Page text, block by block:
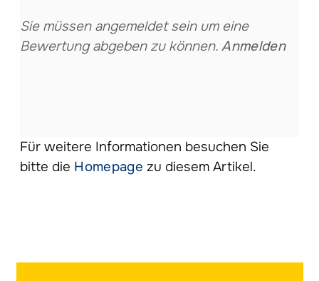
Sie müssen angemeldet sein um eine
Bewertung abgeben zu können.Anmelden
Für weitere Informationen besuchen Sie
bitte die Homepage zu diesem Artikel.